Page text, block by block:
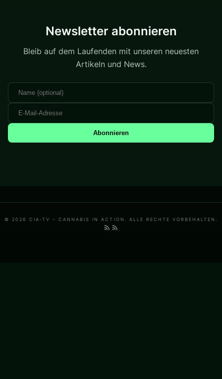
Newsletter abonnieren
Bleib auf dem Laufenden mit unseren neuesten
Artikeln und News.
Abonnieren
© 2026 CIA-TV – CANNABIS IN ACTION. ALLE RECHTE VORBEHALTEN.